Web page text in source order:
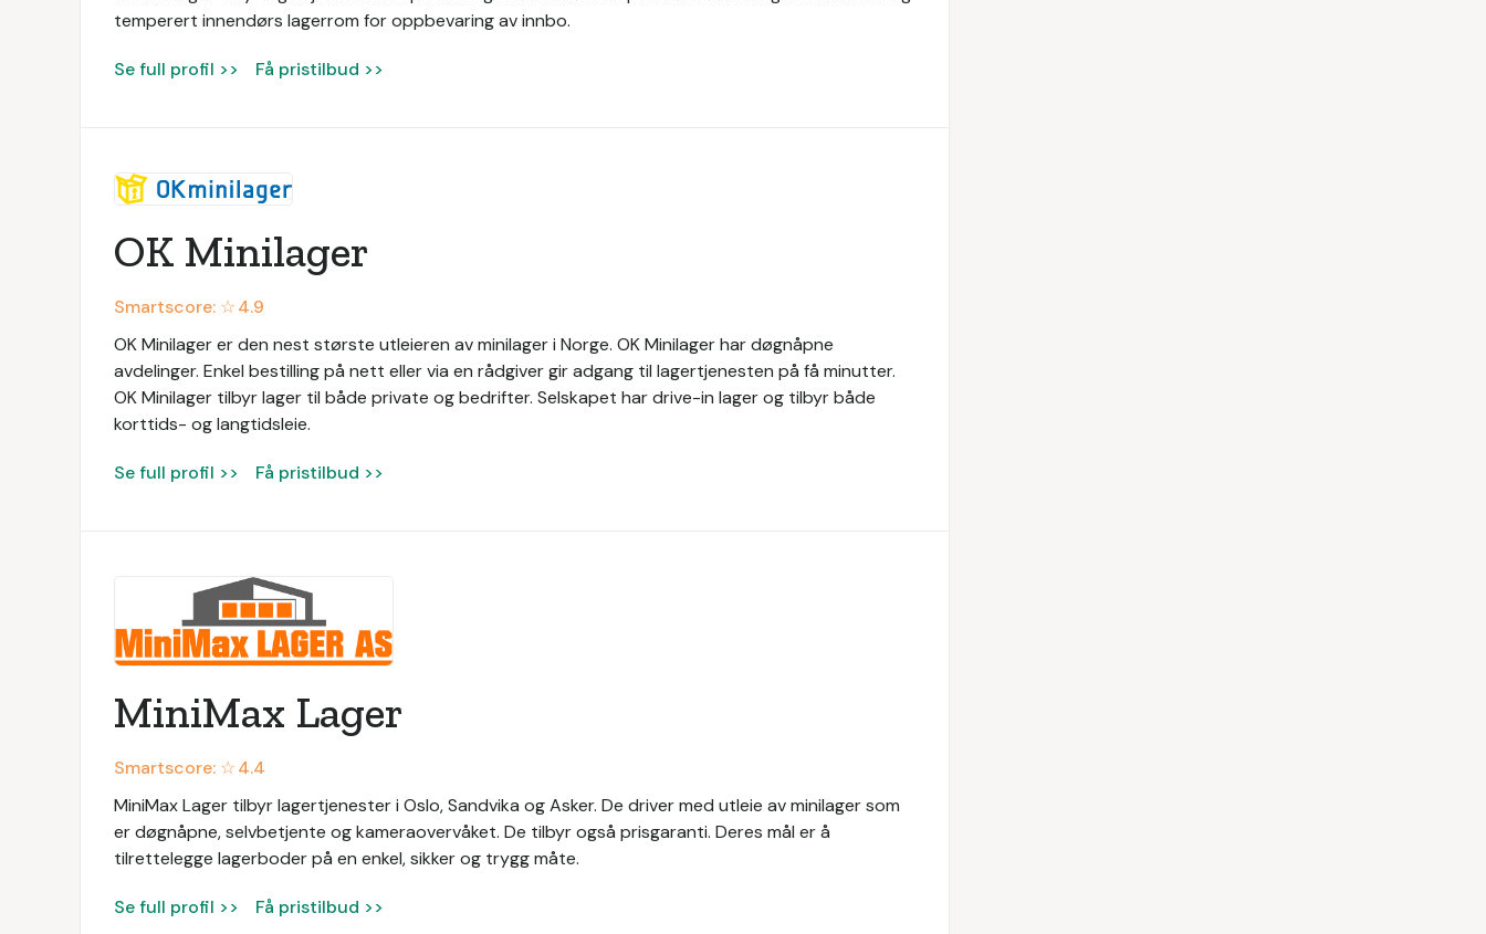
temperert innendørs lagerrom for oppbevaring av innbo.
Se full profil >> Få pristilbud >>
OK Minilager
Smartscore: ☆4.9
OK Minilager er den nest største utleieren av minilager i Norge. OK Minilager har døgnåpne
avdelinger. Enkel bestilling på nett eller via en rådgiver gir adgang til lagertjenesten på få minutter.
OK Minilager tilbyr lager til både private og bedrifter. Selskapet har drive-in lager og tilbyr både
korttids- og langtidsleie.
Se full profil >> Få pristilbud >>
MiniMax Lager
Smartscore: ☆4.4
MiniMax Lager tilbyr lagertjenester i Oslo, Sandvika og Asker. De driver med utleie av minilager som
er døgnåpne, selvbetjente og kameraovervåket. De tilbyr også prisgaranti. Deres mål er å
tilrettelegge lagerboder på en enkel, sikker og trygg måte.
Se full profil >> Få pristilbud >>